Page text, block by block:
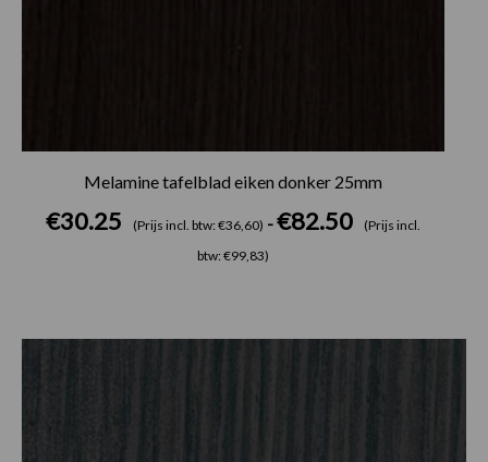
Melamine tafelblad eiken donker 25mm
€30.25 (Prijs incl. btw: €36,60) -€82.50
(Prijs incl.
btw: €99,83)